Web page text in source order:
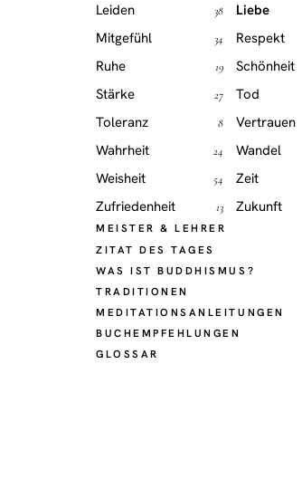
Leiden 38 Liebe
Mitgefühl 34 Respekt
Ruhe 19 Schönheit
Stärke 27 Tod
Toleranz 8 Vertrauen
Wahrheit 24 Wandel
Weisheit 54 Zeit
Zufriedenheit 13 Zukunft
MEISTER & LEHRER
ZITAT DES TAGES
WAS IST BUDDHISMUS?
TRADITIONEN
MEDITATIONSANLEITUNGEN
BUCHEMPFEHLUNGEN
GLOSSAR